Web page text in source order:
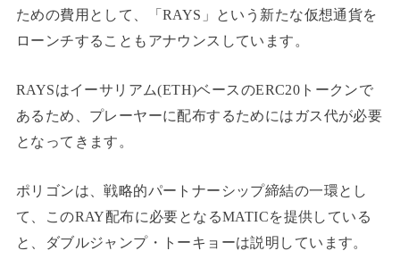
ための費用として、「RAYS」という新たな仮想通貨を
ローンチすることもアナウンスしています。
RAYSはイーサリアム(ETH)ベースのERC20トークンで
あるため、プレーヤーに配布するためにはガス代が必要
となってきます。
ポリゴンは、戦略的パートナーシップ締結の一環とし
て、このRAY配布に必要となるMATICを提供している
と、ダブルジャンプ・トーキョーは説明しています。